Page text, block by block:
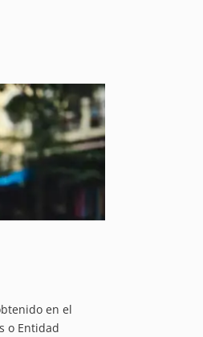
en el
o Entidad